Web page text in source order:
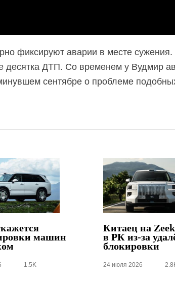
фиксируют аварии в месте сужения.
десятка ДТП. Со временем у Вудмир
сентябре о проблеме
машин
1.5K
Китаец на
в РК из-за
блокировки
24 июля 2026